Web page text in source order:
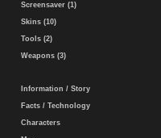
Screensaver (1)
Skins (10)
Tools (2)
Weapons (3)
Information / Story
Facts / Technology
Characters